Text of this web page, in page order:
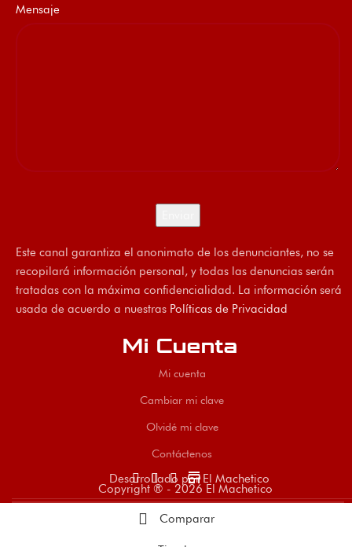
Mensaje
Este canal garantiza el anonimato de los denunciantes, no se
recopilará información personal, y todas las denuncias serán
tratadas con la máxima confidencialidad. La información será
usada de acuerdo a nuestras Políticas de Privacidad
Mi Cuenta
Mi cuenta
Cambiar mi clave
Olvidé mi clave
Contáctenos
store
Desarrollado por El Machetico
Copyright ® - 2026 El Machetico
Comparar